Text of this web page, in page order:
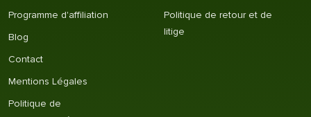
Programme d'affiliation
Blog
Contact
Mentions Légales
Politique de
Politique de retour et de
litige